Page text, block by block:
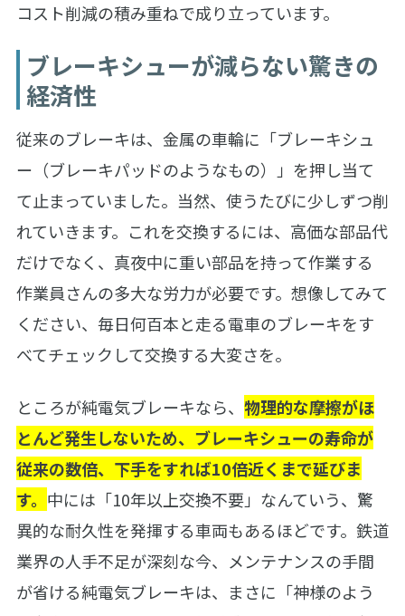
コスト削減の積み重ねで成り立っています。
ブレーキシューが減らない驚きの
経済性
従来のブレーキは、金属の車輪に「ブレーキシュ
ー（ブレーキパッドのようなもの）」を押し当て
て止まっていました。当然、使うたびに少しずつ削
れていきます。これを交換するには、高価な部品代
だけでなく、真夜中に重い部品を持って作業する
作業員さんの多大な労力が必要です。想像してみて
ください、毎日何百本と走る電車のブレーキをす
べてチェックして交換する大変さを。
ところが純電気ブレーキなら、 物理的な摩擦がほ
とんど発生しないため、ブレーキシューの寿命が
従来の数倍、下手をすれば10倍近くまで延びま
す。 中には「10年以上交換不要」なんていう、驚
異的な耐久性を発揮する車両もあるほどです。鉄道
業界の人手不足が深刻な今、メンテナンスの手間
が省ける純電気ブレーキは、まさに「神様のよう